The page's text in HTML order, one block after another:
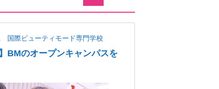
国際ビューティモード専門学校
BMのオープンキャンパスを